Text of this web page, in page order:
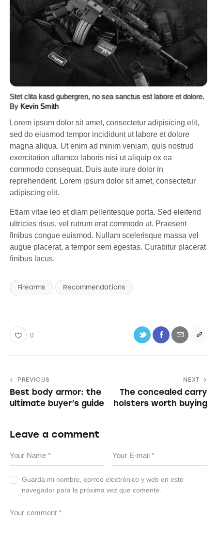
Stet clita kasd gubergren, no sea sanctus est labore et dolore.
By Kevin Smith
Lorem ipsum dolor sit amet, consectetur adipisicing elit,
sed do eiusmod tempor incididunt ut labore et dolore
magna aliqua. Ut enim ad minim veniam, quis nostrud
exercitation ullamco laboris nisi ut aliquip ex ea
commodo consequat. Duis aute irure dolor in
reprehenderit. Lorem ipsum dolor sit amet, consectetur
adipiscing elit.
Etiam vitae leo et diam pellentesque porta. Sed eleifend
ultricies risus, vel rutrum erat commodo ut. Praesent
finibus congue euismod. Nullam scelerisque massa vel
augue placerat, a tempor sem egestas. Curabitur placerat
finibus lacus.
Firearms Recommendations
0
PREVIOUS
Best body armor: the
ultimate buyer’s guide
NEXT
The concealed carry
holsters worth buying
Leave a comment
Guarda mi nombre, correo electrónico y web en este
navegador para la próxima vez que comente.